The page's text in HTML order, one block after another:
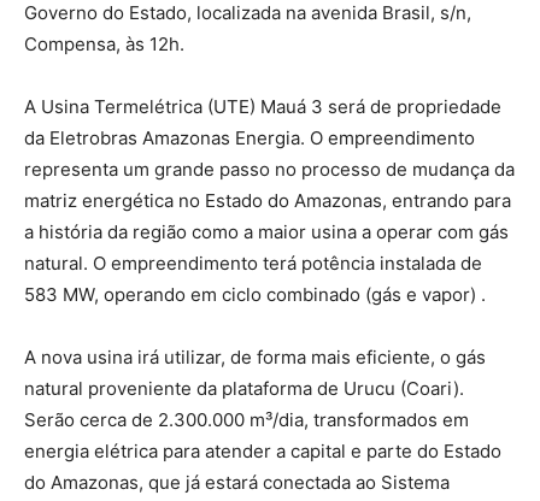
Governo do Estado, localizada na avenida Brasil, s/n,
Compensa, às 12h.
A Usina Termelétrica (UTE) Mauá 3 será de propriedade
da Eletrobras Amazonas Energia. O empreendimento
representa um grande passo no processo de mudança da
matriz energética no Estado do Amazonas, entrando para
a história da região como a maior usina a operar com gás
natural. O empreendimento terá potência instalada de
583 MW, operando em ciclo combinado (gás e vapor) .
A nova usina irá utilizar, de forma mais eficiente, o gás
natural proveniente da plataforma de Urucu (Coari).
Serão cerca de 2.300.000 m³/dia, transformados em
energia elétrica para atender a capital e parte do Estado
do Amazonas, que já estará conectada ao Sistema